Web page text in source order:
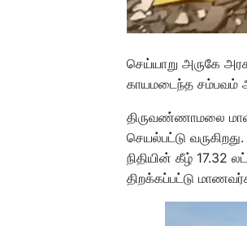
செய்யாறு அருகே
காயமடைந்த சம்பவம்
திருவண்ணாமலை
செயல்பட்டு
நிதியின் கீழ் 17.32
திறக்கப்பட்டு